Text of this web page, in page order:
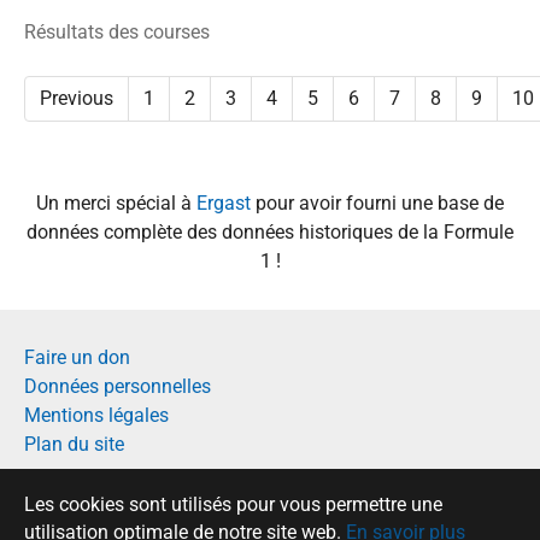
Les cookies sont utilisés pour vous permettre une
utilisation optimale de notre site web. En savoir plus
Résultats des courses
Previous 1 2 3 4 5 6 7 8 9 10
Un merci spécial à Ergast pour avoir fourni une base de
données complète des données historiques de la Formule
1 !
Faire un don
Données personnelles
Mentions légales
Plan du site
Français
English